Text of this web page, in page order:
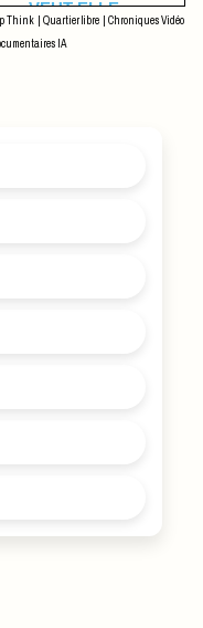
VEUT-ELLE
PRENDRE
POUVOIR SUR NOS
Think | Quartier libre | Chroniques Vidéo
IA